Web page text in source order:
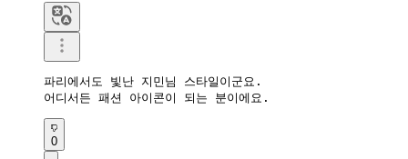
파리에서도 빛난 지민님 스타일이군요.
어디서든 패션 아이콘이 되는 분이에요.
0